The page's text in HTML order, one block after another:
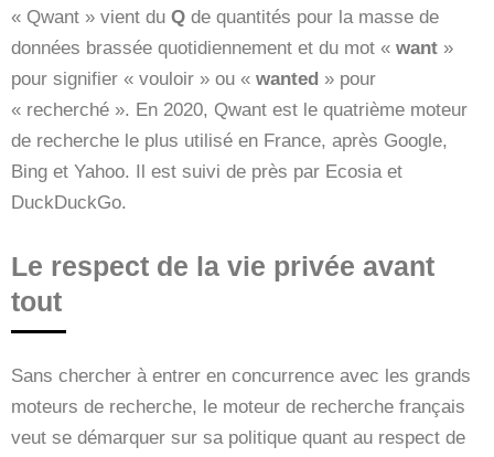
« Qwant » vient du Q de quantités pour la masse de
données brassée quotidiennement et du mot « want »
pour signifier « vouloir » ou « wanted » pour
« recherché ». En 2020, Qwant est le quatrième moteur
de recherche le plus utilisé en France, après Google,
Bing et Yahoo. Il est suivi de près par Ecosia et
DuckDuckGo.
Le respect de la vie privée avant
tout
Sans chercher à entrer en concurrence avec les grands
moteurs de recherche, le moteur de recherche français
veut se démarquer sur sa politique quant au respect de